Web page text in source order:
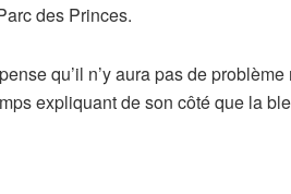
des Princes.
qu’il n’y aura pas de
expliquant de son côté que la